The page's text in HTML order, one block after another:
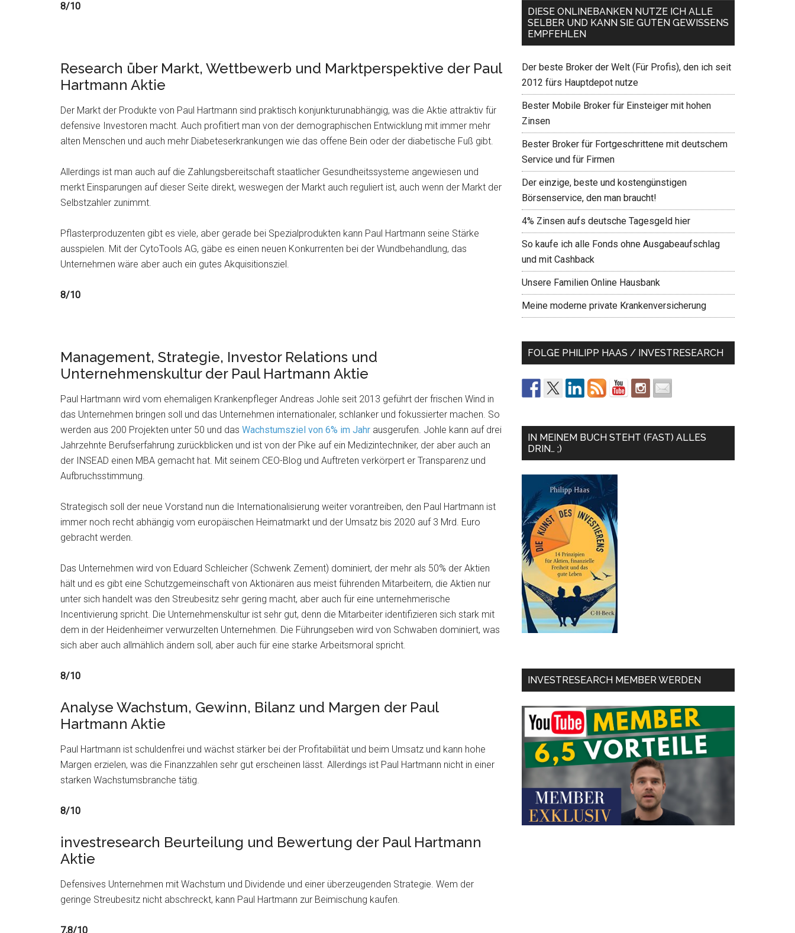
8/10
Research über Markt, Wettbewerb und Marktperspektive der Paul
Hartmann Aktie
Der Markt der Produkte von Paul Hartmann sind praktisch konjunkturunabhängig, was die Aktie attraktiv für
defensive Investoren macht. Auch profitiert man von der demographischen Entwicklung mit immer mehr
alten Menschen und auch mehr Diabeteserkrankungen wie das offene Bein oder der diabetische Fuß gibt.
Allerdings ist man auch auf die Zahlungsbereitschaft staatlicher Gesundheitssysteme angewiesen und
merkt Einsparungen auf dieser Seite direkt, weswegen der Markt auch reguliert ist, auch wenn der Markt der
Selbstzahler zunimmt.
Pflasterproduzenten gibt es viele, aber gerade bei Spezialprodukten kann Paul Hartmann seine Stärke
ausspielen. Mit der CytoTools AG, gäbe es einen neuen Konkurrenten bei der Wundbehandlung, das
Unternehmen wäre aber auch ein gutes Akquisitionsziel.
8/10
Management, Strategie, Investor Relations und
Unternehmenskultur der Paul Hartmann Aktie
Paul Hartmann wird vom ehemaligen Krankenpfleger Andreas Johle seit 2013 geführt der frischen Wind in
das Unternehmen bringen soll und das Unternehmen internationaler, schlanker und fokussierter machen. So
werden aus 200 Projekten unter 50 und das Wachstumsziel von 6% im Jahr ausgerufen. Johle kann auf drei
Jahrzehnte Berufserfahrung zurückblicken und ist von der Pike auf ein Medizintechniker, der aber auch an
der INSEAD einen MBA gemacht hat. Mit seinem CEO-Blog und Auftreten verkörpert er Transparenz und
Aufbruchsstimmung.
Strategisch soll der neue Vorstand nun die Internationalisierung weiter vorantreiben, den Paul Hartmann ist
immer noch recht abhängig vom europäischen Heimatmarkt und der Umsatz bis 2020 auf 3 Mrd. Euro
gebracht werden.
Das Unternehmen wird von Eduard Schleicher (Schwenk Zement) dominiert, der mehr als 50% der Aktien
hält und es gibt eine Schutzgemeinschaft von Aktionären aus meist führenden Mitarbeitern, die Aktien nur
unter sich handelt was den Streubesitz sehr gering macht, aber auch für eine unternehmerische
Incentivierung spricht. Die Unternehmenskultur ist sehr gut, denn die Mitarbeiter identifizieren sich stark mit
dem in der Heidenheimer verwurzelten Unternehmen. Die Führungseben wird von Schwaben dominiert, was
sich aber auch allmählich ändern soll, aber auch für eine starke Arbeitsmoral spricht.
8/10
Analyse Wachstum, Gewinn, Bilanz und Margen der Paul
Hartmann Aktie
Paul Hartmann ist schuldenfrei und wächst stärker bei der Profitabilität und beim Umsatz und kann hohe
Margen erzielen, was die Finanzzahlen sehr gut erscheinen lässt. Allerdings ist Paul Hartmann nicht in einer
starken Wachstumsbranche tätig.
8/10
investresearch Beurteilung und Bewertung der Paul Hartmann
Aktie
Defensives Unternehmen mit Wachstum und Dividende und einer überzeugenden Strategie. Wem der
geringe Streubesitz nicht abschreckt, kann Paul Hartmann zur Beimischung kaufen.
7,8/10
DIESE ONLINEBANKEN NUTZE ICH ALLE
SELBER UND KANN SIE GUTEN GEWISSENS
EMPFEHLEN
Der beste Broker der Welt (Für Profis), den ich seit
2012 fürs Hauptdepot nutze
Bester Mobile Broker für Einsteiger mit hohen
Zinsen
Bester Broker für Fortgeschrittene mit deutschem
Service und für Firmen
Der einzige, beste und kostengünstigen
Börsenservice, den man braucht!
4% Zinsen aufs deutsche Tagesgeld hier
So kaufe ich alle Fonds ohne Ausgabeaufschlag
und mit Cashback
Unsere Familien Online Hausbank
Meine moderne private Krankenversicherung
FOLGE PHILIPP HAAS / INVESTRESEARCH
IN MEINEM BUCH STEHT (FAST) ALLES
DRIN… ;)
INVESTRESEARCH MEMBER WERDEN